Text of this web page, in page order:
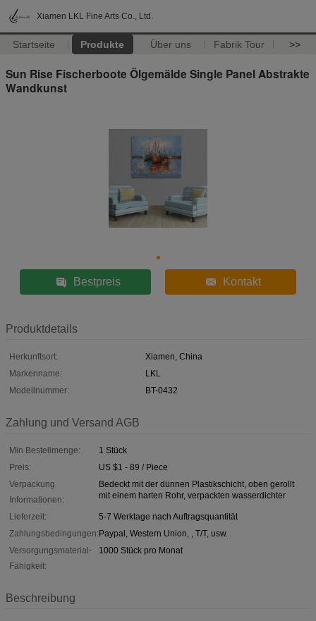
Xiamen LKL Fine Arts Co., Ltd.
Startseite Produkte Über uns Fabrik Tour >>
Sun Rise Fischerboote Ölgemälde Single Panel Abstrakte
Wandkunst
Bestpreis Kontakt
Produktdetails
Herkunftsort:
Xiamen, China
Markenname:
LKL
Modellnummer:
BT-0432
Zahlung und Versand AGB
Min Bestellmenge:
1 Stück
Preis:
US $1 - 89 / Piece
Verpackung
Informationen:
Bedeckt mit der dünnen Plastikschicht, oben gerollt
mit einem harten Rohr, verpackten wasserdichter
Lieferzeit:
5-7 Werktage nach Auftragsquantität
Zahlungsbedingungen:Paypal, Western Union, , T/T, usw.
Versorgungsmaterial-
Fähigkeit:
1000 Stück pro Monat
Beschreibung